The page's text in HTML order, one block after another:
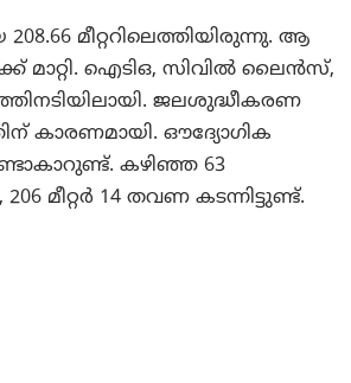
മീറ്ററിലെത്തിയിരുന്നു. ആ
മാറ്റി. ഐടിഒ, സിവിൽ ലൈൻസ്,
ജലശുദ്ധീകരണ
കാരണമായി. ഔദ്യോഗിക
കഴിഞ്ഞ 63
മീറ്റർ 14 തവണ കടന്നിട്ടുണ്ട്.